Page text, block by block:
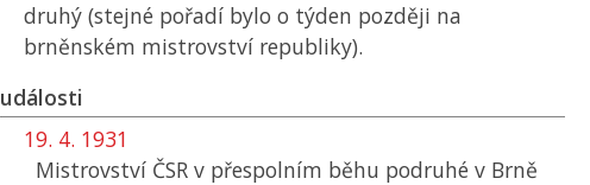
druhý (stejné pořadí bylo o týden později na
brněnském mistrovství republiky).
události
19. 4. 1931
Mistrovství ČSR v přespolním běhu podruhé v Brně